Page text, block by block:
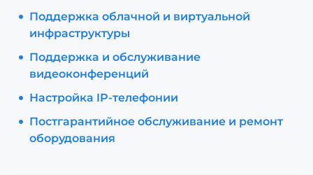
Поддержка облачной и виртуальной
инфраструктуры
Поддержка и обслуживание
видеоконференций
Настройка IP-телефонии
Постгарантийное обслуживание и ремонт
оборудования